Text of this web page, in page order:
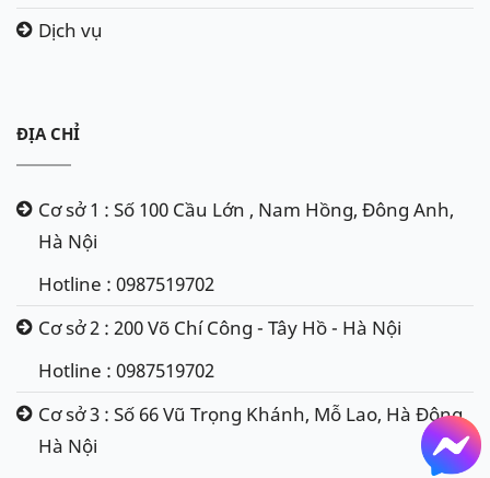
Dịch vụ
ĐỊA CHỈ
Cơ sở 1 : Số 100 Cầu Lớn , Nam Hồng, Đông Anh,
Hà Nội
Hotline : 0987519702
Cơ sở 2 : 200 Võ Chí Công - Tây Hồ - Hà Nội
Hotline : 0987519702
Cơ sở 3 : Số 66 Vũ Trọng Khánh, Mỗ Lao, Hà Đông,
Hà Nội